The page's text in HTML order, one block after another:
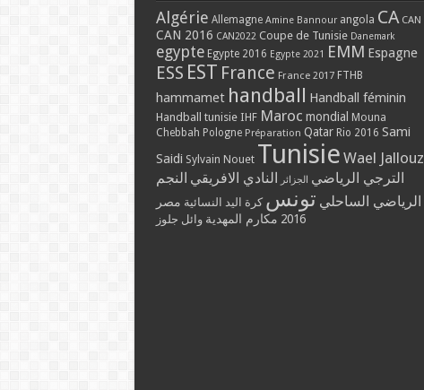
Algérie Allemagne Amine Bannour angola CA CAN
CAN 2016 CAN2022 Coupe de Tunisie Danemark
egypte Egypte 2016 Egypte 2021 EMM Espagne
ESS EST France France 2017 FTHB
hammamet handball Handball féminin
Handball tunisie IHF Maroc mondial Mouna
Chebbah Pologne Préparation Qatar Rio 2016 Sami
Saidi Sylvain Nouet Tunisie Wael Jallouz
الترجي الرياضي الجزائر النادي الافريقي النجم
الرياضي الساحلي تونس كرة اليد النسائية مصر
2016 مكارم المهدية وائل جلوز